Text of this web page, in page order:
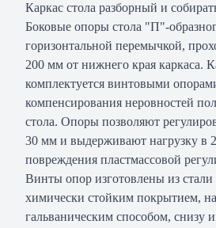
Каркас стола разборный и
Боковые опоры стола "П"-
горизонтальной перемычкой,
200 мм от нижнего края каркаса.
комплектуется винтовыми
компенсирования неровностей
стола. Опоры позволяют
30 мм и выдерживают нагрузку в
повреждения пластмассовой
Винты опор изготовлены из
химически стойким покрытием,
гальваническим способом, снизу